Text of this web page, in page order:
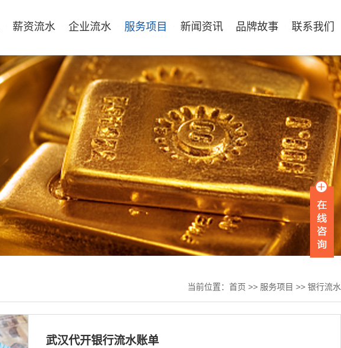
薪资流水 企业流水 服务项目 新闻资讯 品牌故事 联系我们
当前位置： 首页 >> 服务项目 >> 银行流水
武汉代开银行流水账单